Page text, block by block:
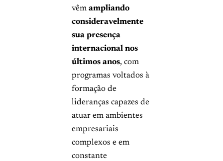
vêm ampliando
consideravelmente
sua presença
internacional nos
últimos anos, com
programas voltados à
formação de
lideranças capazes de
atuar em ambientes
empresariais
complexos e em
constante